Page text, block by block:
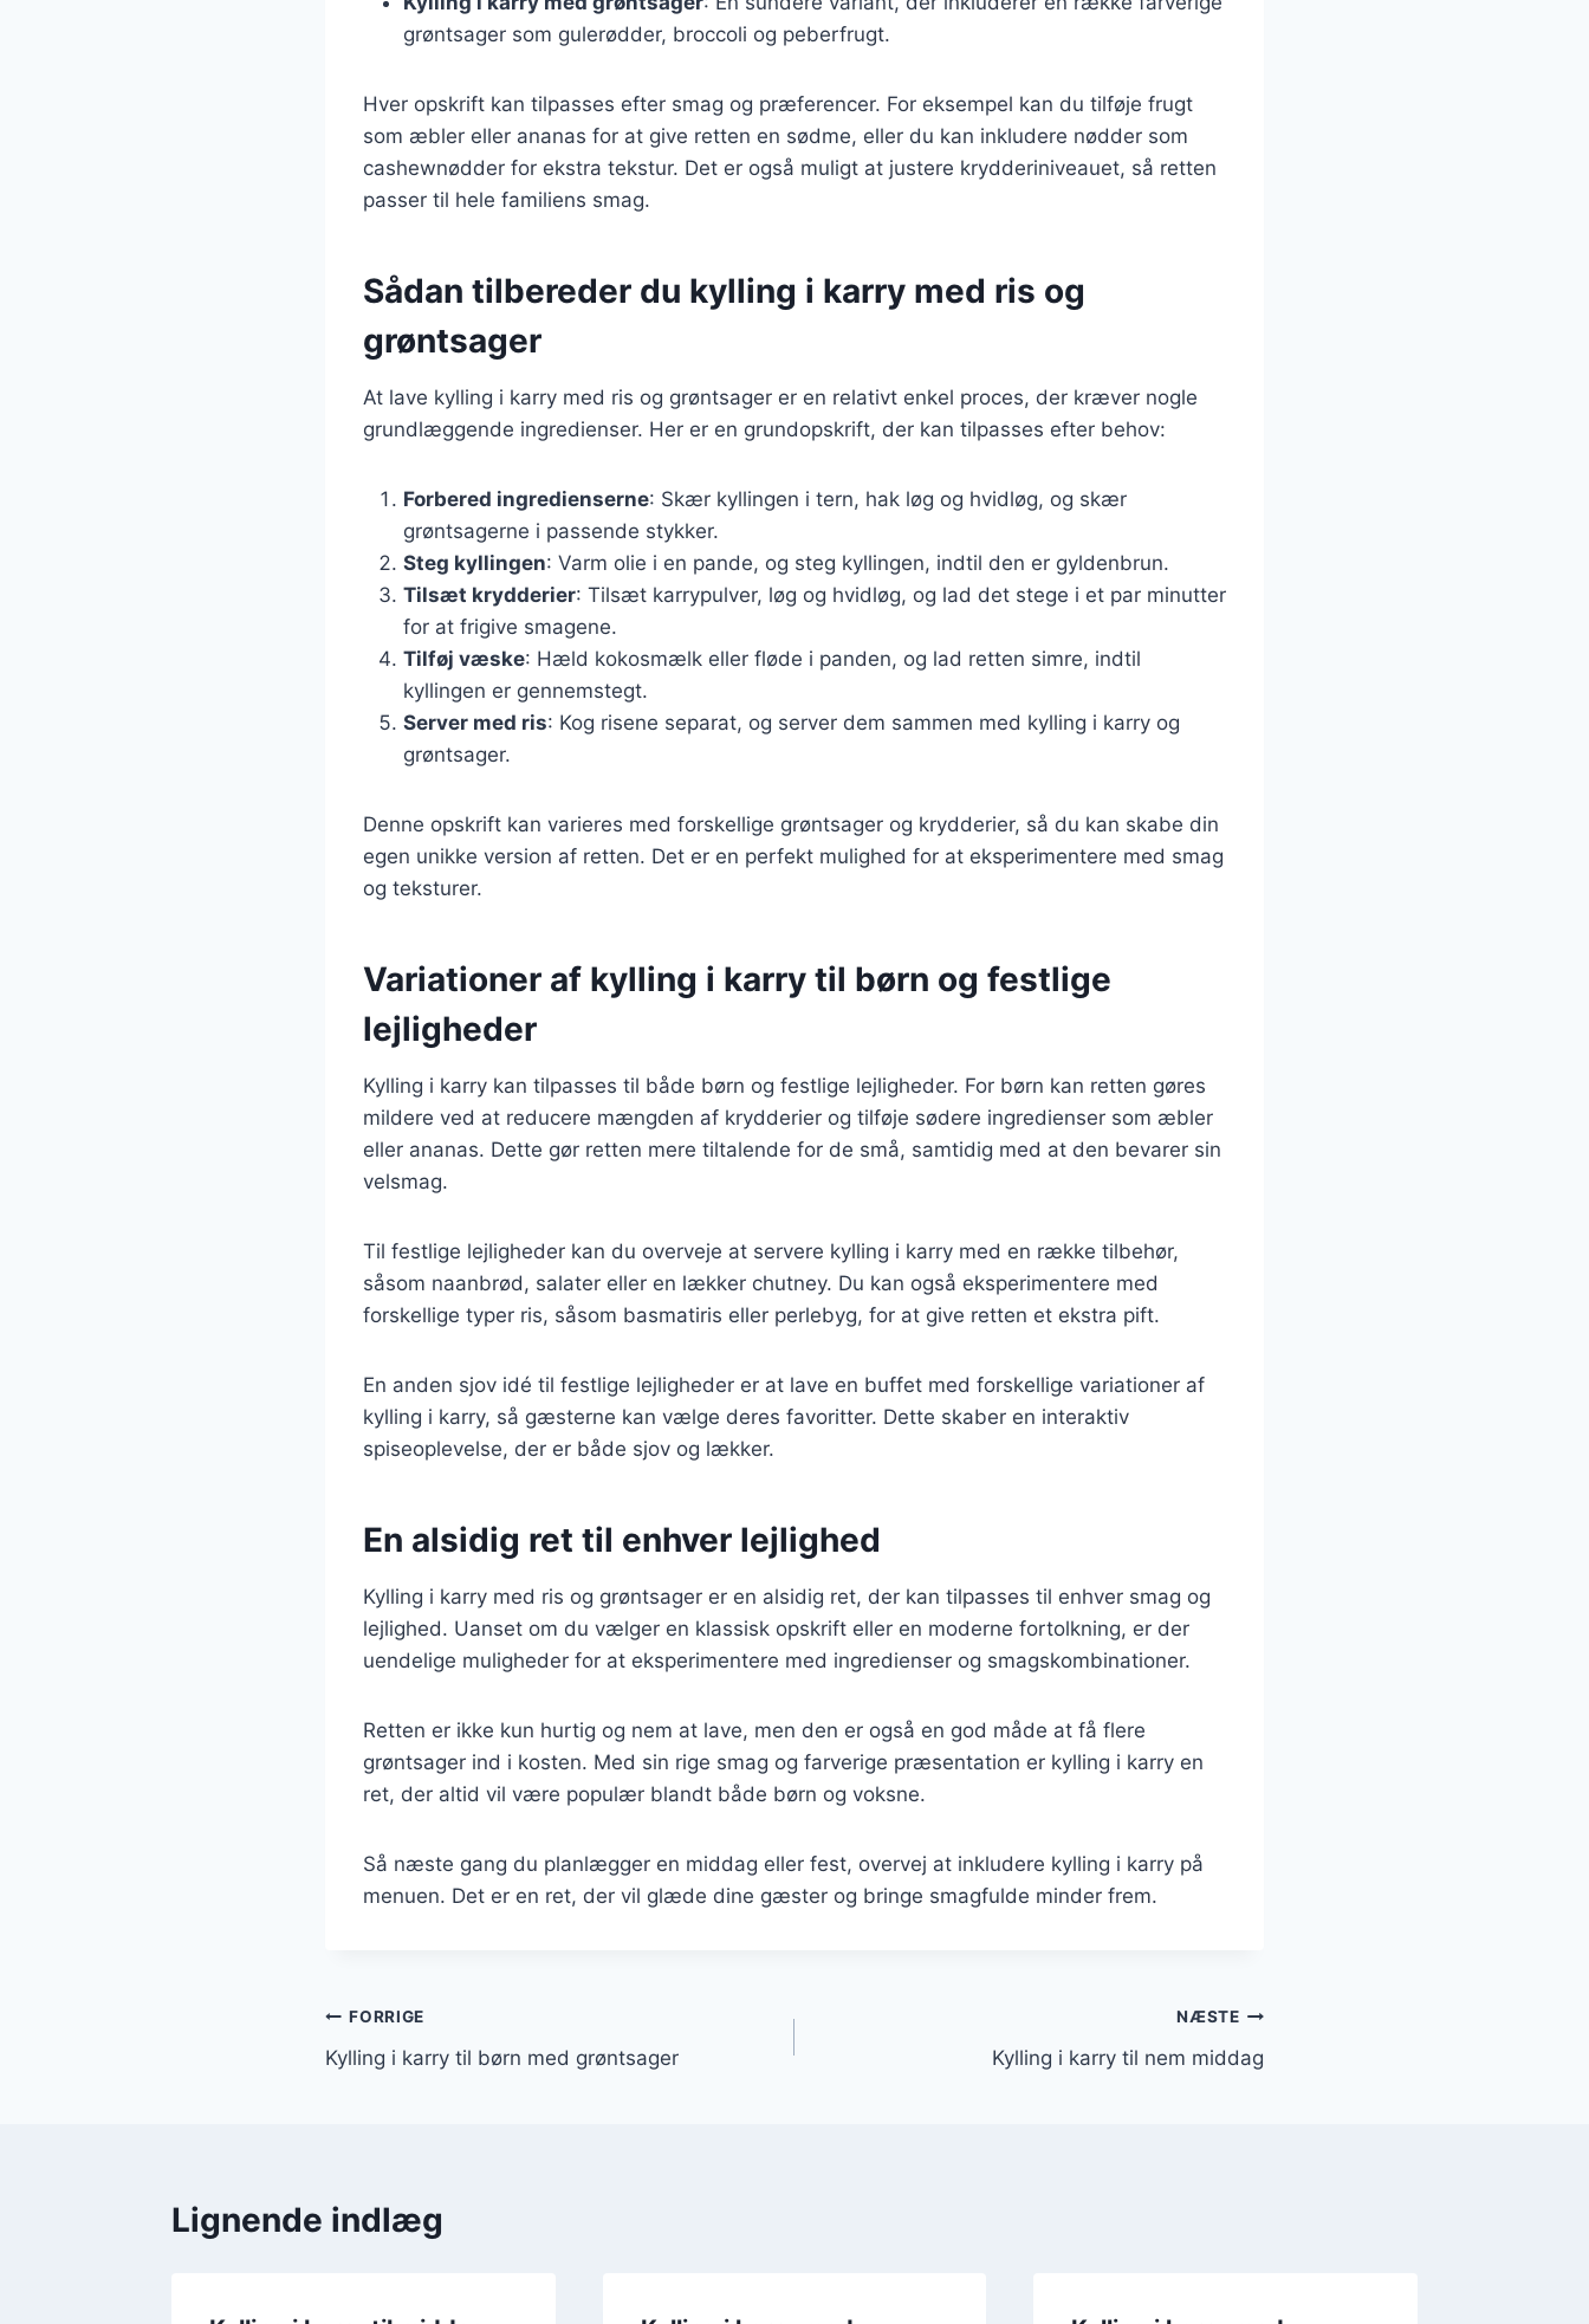
grøntsager som gulerødder, broccoli og peberfrugt.
Hver opskrift kan tilpasses efter smag og præferencer. For eksempel kan du tilføje frugt
som æbler eller ananas for at give retten en sødme, eller du kan inkludere nødder som
cashewnødder for ekstra tekstur. Det er også muligt at justere krydderiniveauet, så retten
passer til hele familiens smag.
Sådan tilbereder du kylling i karry med ris og
grøntsager
At lave kylling i karry med ris og grøntsager er en relativt enkel proces, der kræver nogle
grundlæggende ingredienser. Her er en grundopskrift, der kan tilpasses efter behov:
Forbered ingredienserne: Skær kyllingen i tern, hak løg og hvidløg, og skær
grøntsagerne i passende stykker.
Steg kyllingen: Varm olie i en pande, og steg kyllingen, indtil den er gyldenbrun.
Tilsæt krydderier: Tilsæt karrypulver, løg og hvidløg, og lad det stege i et par minutter
for at frigive smagene.
Tilføj væske: Hæld kokosmælk eller fløde i panden, og lad retten simre, indtil
kyllingen er gennemstegt.
Server med ris: Kog risene separat, og server dem sammen med kylling i karry og
grøntsager.
Denne opskrift kan varieres med forskellige grøntsager og krydderier, så du kan skabe din
egen unikke version af retten. Det er en perfekt mulighed for at eksperimentere med smag
og teksturer.
Variationer af kylling i karry til børn og festlige
lejligheder
Kylling i karry kan tilpasses til både børn og festlige lejligheder. For børn kan retten gøres
mildere ved at reducere mængden af krydderier og tilføje sødere ingredienser som æbler
eller ananas. Dette gør retten mere tiltalende for de små, samtidig med at den bevarer sin
velsmag.
Til festlige lejligheder kan du overveje at servere kylling i karry med en række tilbehør,
såsom naanbrød, salater eller en lækker chutney. Du kan også eksperimentere med
forskellige typer ris, såsom basmatiris eller perlebyg, for at give retten et ekstra pift.
En anden sjov idé til festlige lejligheder er at lave en buffet med forskellige variationer af
kylling i karry, så gæsterne kan vælge deres favoritter. Dette skaber en interaktiv
spiseoplevelse, der er både sjov og lækker.
En alsidig ret til enhver lejlighed
Kylling i karry med ris og grøntsager er en alsidig ret, der kan tilpasses til enhver smag og
lejlighed. Uanset om du vælger en klassisk opskrift eller en moderne fortolkning, er der
uendelige muligheder for at eksperimentere med ingredienser og smagskombinationer.
Retten er ikke kun hurtig og nem at lave, men den er også en god måde at få flere
grøntsager ind i kosten. Med sin rige smag og farverige præsentation er kylling i karry en
ret, der altid vil være populær blandt både børn og voksne.
Så næste gang du planlægger en middag eller fest, overvej at inkludere kylling i karry på
menuen. Det er en ret, der vil glæde dine gæster og bringe smagfulde minder frem.
Indlægsnavigation
FORRIGE
Kylling i karry til børn med grøntsager
NÆSTE
Kylling i karry til nem middag
Lignende indlæg